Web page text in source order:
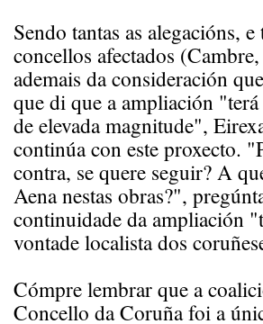
Sendo tantas as alegacións,
concellos afectados
ademais da consideración
que di que a ampliación
de elevada magnitude",
continúa con este proxecto.
contra, se quere seguir? A
Aena nestas obras?",
continuidade da ampliación
vontade localista dos
Cómpre lembrar que a
Concello da Coruña foi a